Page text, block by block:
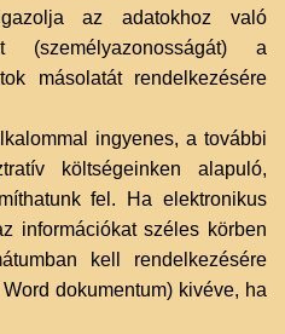
az adatokhoz való
(személyazonosságát) a
másolatát rendelkezésére
ingyenes, a további
költségeinken alapuló,
fel. Ha elektronikus
információkat széles körben
kell rendelkezésére
dokumentum) kivéve, ha